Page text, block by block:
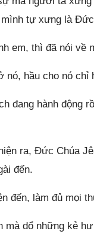
tự xưng là
em, thì đã nói về
hầu cho nó chỉ
đang hành động
ra, Đức Chúa
đến.
đến, làm đủ mọi
mà dổ những kẻ